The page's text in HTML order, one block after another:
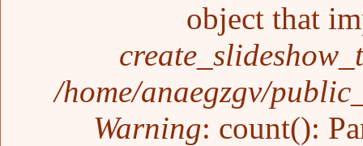
object that
/home/anaegzgv/
Warning: count():